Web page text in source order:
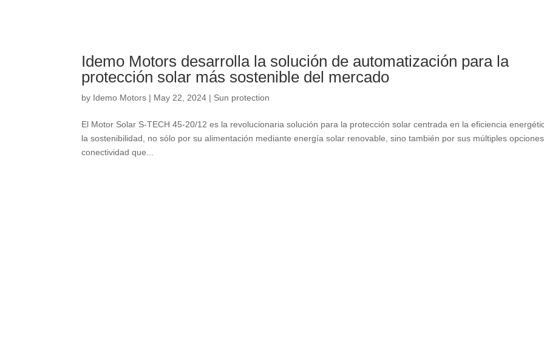
Idemo Motors desarrolla la solución de automatización para la
protección solar más sostenible del mercado
by Idemo Motors | May 22, 2024 | Sun protection
El Motor Solar S-TECH 45-20/12es la revolucionaria solución para la protección solar centrada en la eficiencia
la sostenibilidad, no sólo por su alimentación mediante energía solar renovable,sino también por sus múltiples
conectividad que...